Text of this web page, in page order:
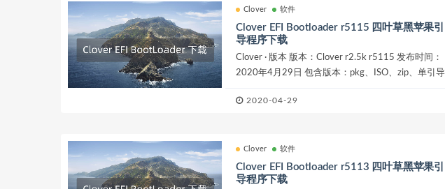
Clover 软件
Clover EFI Bootloader r5115 四叶草黑苹果引
导程序下载
Clover · 版本 版本：Clover r2.5k r5115 发布时间：
2020年4月29日 包含版本：pkg、ISO、zip、单引导
2020-04-29
Clover 软件
Clover EFI Bootloader r5113 四叶草黑苹果引
导程序下载